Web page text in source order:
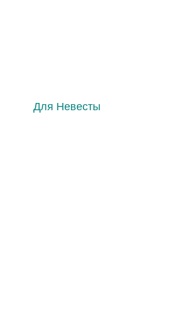
Для Невесты